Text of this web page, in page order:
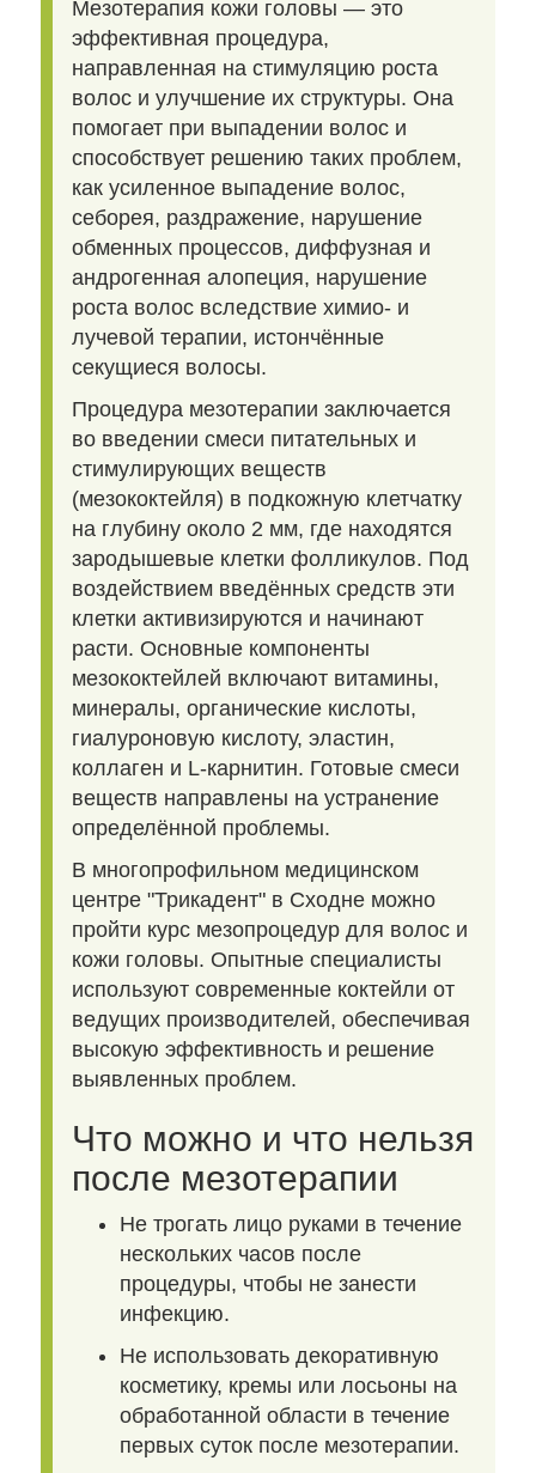
Мезотерапия кожи головы — это
эффективная процедура,
направленная на стимуляцию роста
волос и улучшение их структуры. Она
помогает при выпадении волос и
способствует решению таких проблем,
как усиленное выпадение волос,
себорея, раздражение, нарушение
обменных процессов, диффузная и
андрогенная алопеция, нарушение
роста волос вследствие химио- и
лучевой терапии, истончённые
секущиеся волосы.
Процедура мезотерапии заключается
во введении смеси питательных и
стимулирующих веществ
(мезококтейля) в подкожную клетчатку
на глубину около 2 мм, где находятся
зародышевые клетки фолликулов. Под
воздействием введённых средств эти
клетки активизируются и начинают
расти. Основные компоненты
мезококтейлей включают витамины,
минералы, органические кислоты,
гиалуроновую кислоту, эластин,
коллаген и L-карнитин. Готовые смеси
веществ направлены на устранение
определённой проблемы.
В многопрофильном медицинском
центре "Трикадент" в Сходне можно
пройти курс мезопроцедур для волос и
кожи головы. Опытные специалисты
используют современные коктейли от
ведущих производителей, обеспечивая
высокую эффективность и решение
выявленных проблем.
Что можно и что нельзя
после мезотерапии
Не трогать лицо руками в течение
нескольких часов после
процедуры, чтобы не занести
инфекцию.
Не использовать декоративную
косметику, кремы или лосьоны на
обработанной области в течение
первых суток после мезотерапии.